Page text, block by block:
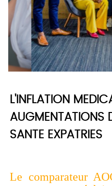
L'INFLATION
AUGMENTATIONS
SANTE EXPATRIES
Le comparateur